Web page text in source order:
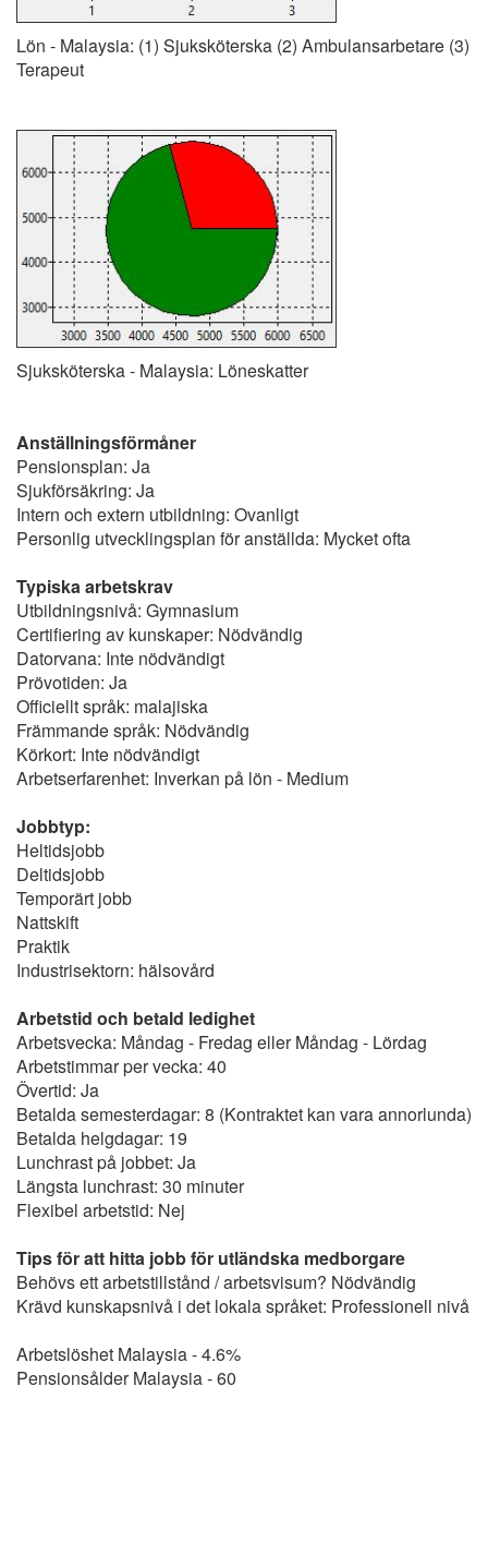
Lön - Malaysia: (1) Sjuksköterska (2) Ambulansarbetare (3)
Terapeut
Sjuksköterska - Malaysia: Löneskatter
Anställningsförmåner
Pensionsplan: Ja
Sjukförsäkring: Ja
Intern och extern utbildning: Ovanligt
Personlig utvecklingsplan för anställda: Mycket ofta
Typiska arbetskrav
Utbildningsnivå: Gymnasium
Certifiering av kunskaper: Nödvändig
Datorvana: Inte nödvändigt
Prövotiden: Ja
Officiellt språk: malajiska
Främmande språk: Nödvändig
Körkort: Inte nödvändigt
Arbetserfarenhet: Inverkan på lön - Medium
Jobbtyp:
Heltidsjobb
Deltidsjobb
Temporärt jobb
Nattskift
Praktik
Industrisektorn: hälsovård
Arbetstid och betald ledighet
Arbetsvecka: Måndag - Fredag eller Måndag - Lördag
Arbetstimmar per vecka: 40
Övertid: Ja
Betalda semesterdagar: 8 (Kontraktet kan vara annorlunda)
Betalda helgdagar: 19
Lunchrast på jobbet: Ja
Längsta lunchrast: 30 minuter
Flexibel arbetstid: Nej
Tips för att hitta jobb för utländska medborgare
Behövs ett arbetstillstånd / arbetsvisum? Nödvändig
Krävd kunskapsnivå i det lokala språket: Professionell nivå
Arbetslöshet Malaysia - 4.6%
Pensionsålder Malaysia - 60